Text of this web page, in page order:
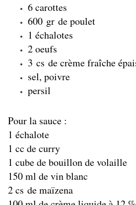
6 carottes​
600 gr de poulet
1 échalotes
2 oeufs
3 cs de crème fraîche
sel, poivre
persil​
Pour la sauce :
1 échalote
1 cc de curry
1 cube de bouillon de volaille
150 ml de vin blanc
2 cs de maïzena